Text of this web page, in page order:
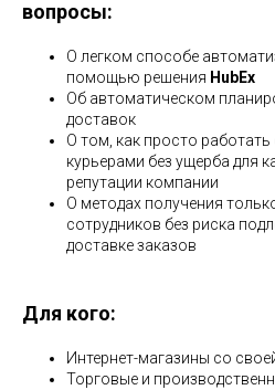
вопросы:
О легком способе
помощью решения HubEx
Об автоматическом
доставок
О том, как просто
курьерами без ущерба для
репутации компании
О методах получения
сотрудников без риска
доставке заказов
Для кого:
Интернет-магазины со
Торговые и